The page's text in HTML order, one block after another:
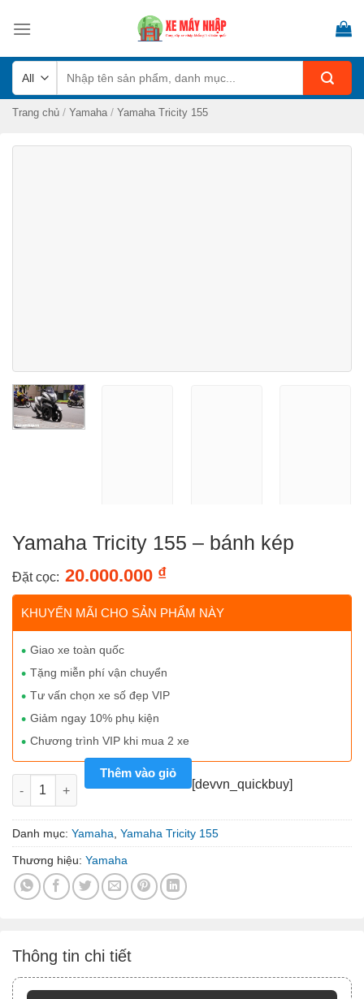
kiếm:
Trang chủ / Yamaha / Yamaha Tricity 155
Yamaha Tricity 155 – bánh kép
Đặt cọc: 20.000.000 ₫
KHUYẾN MÃI CHO SẢN PHẨM NÀY
Giao xe toàn quốc
Tặng miễn phí vận chuyển
Tư vấn chọn xe số đẹp VIP
Giảm ngay 10% phụ kiện
Chương trình VIP khi mua 2 xe
Yamaha Tricity 155 - bánh kép số lượng
Thêm vào giỏ
[devvn_quickbuy]
Danh mục: Yamaha, Yamaha Tricity 155
Thương hiệu: Yamaha
Thông tin chi tiết